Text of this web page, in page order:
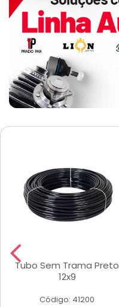
Tubo Sem Trama Preto
12x9
Código: 41200